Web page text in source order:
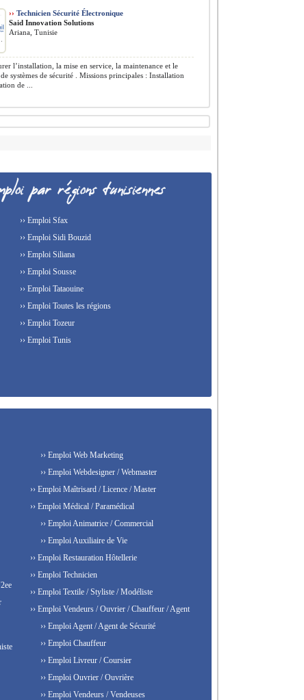
›› Technicien Sécurité Électronique
Said Innovation Solutions
Ariana, Tunisie
l’installation, la mise en service, la maintenance et le
systèmes de sécurité . Missions principales : Installation
de ...
›› Emploi Sfax
›› Emploi Sidi Bouzid
›› Emploi Siliana
›› Emploi Sousse
›› Emploi Tataouine
›› Emploi Toutes les régions
›› Emploi Tozeur
›› Emploi Tunis
›› Emploi Web Marketing
›› Emploi Webdesigner / Webmaster
›› Emploi Maîtrisard / Licence / Master
›› Emploi Médical / Paramédical
›› Emploi Animatrice / Commercial
›› Emploi Auxiliaire de Vie
›› Emploi Restauration Hôtellerie
›› Emploi Technicien
›› Emploi Textile / Styliste / Modéliste
›› Emploi Vendeurs / Ouvrier / Chauffeur / Agent
›› Emploi Agent / Agent de Sécurité
›› Emploi Chauffeur
›› Emploi Livreur / Coursier
›› Emploi Ouvrier / Ouvrière
›› Emploi Vendeurs / Vendeuses